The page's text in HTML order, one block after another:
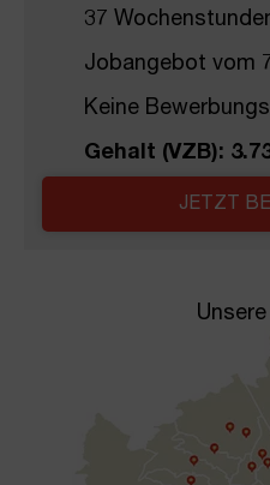
37
Jobangebot vom
Keine
Gehalt (VZB):
JETZT